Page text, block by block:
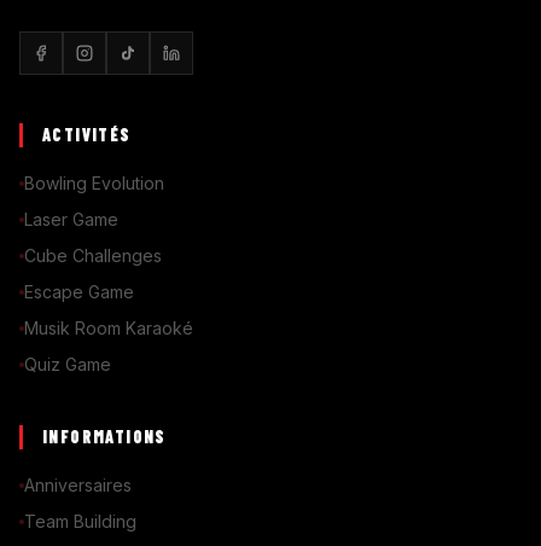
ACTIVITÉS
Bowling Evolution
Laser Game
Cube Challenges
Escape Game
Musik Room Karaoké
Quiz Game
INFORMATIONS
Anniversaires
Team Building